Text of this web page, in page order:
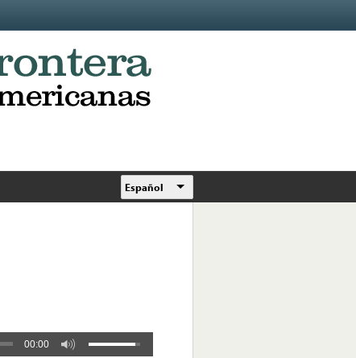
Español
00:00